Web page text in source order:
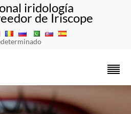
iridología
de Iriscope